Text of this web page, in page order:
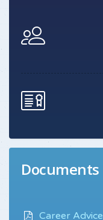
Documents
Career Advice